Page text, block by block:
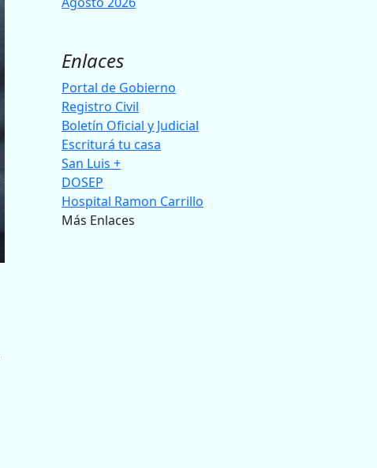
Enlaces
Portal de Gobierno
Registro Civil
Boletín Oficial y Judicial
Escriturá tu casa
San Luis +
DOSEP
Hospital Ramon Carrillo
Más Enlaces